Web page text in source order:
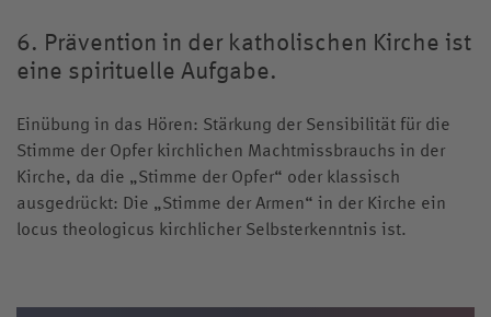
6. Prävention in der katholischen Kirche ist
eine spirituelle Aufgabe.
Einübung in das Hören: Stärkung der Sensibilität für die
Stimme der Opfer kirchlichen Machtmissbrauchs in der
Kirche, da die „Stimme der Opfer“ oder klassisch
ausgedrückt: Die „Stimme der Armen“ in der Kirche ein
locus theologicus kirchlicher Selbsterkenntnis ist.